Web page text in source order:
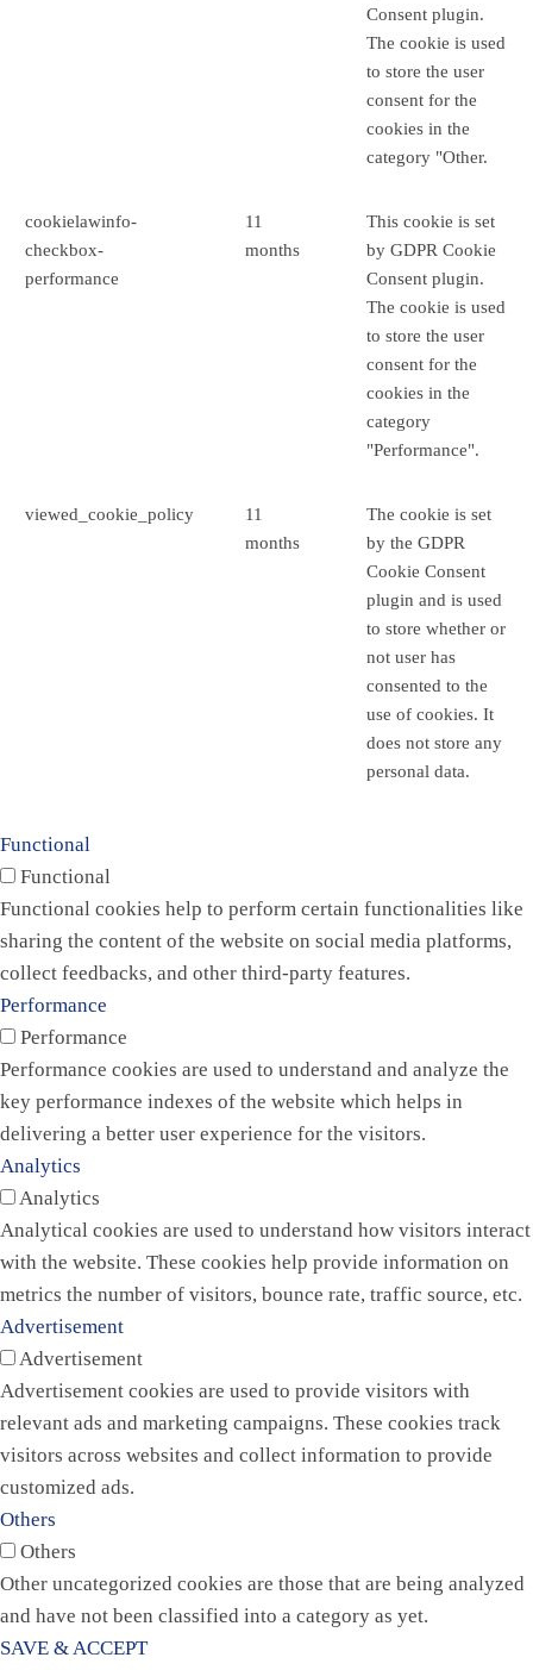
Consent plugin.
The cookie is used
to store the user
consent for the
cookies in the
category "Other.
cookielawinfo-
checkbox-
performance
11
months
This cookie is set
by GDPR Cookie
Consent plugin.
The cookie is used
to store the user
consent for the
cookies in the
category
"Performance".
viewed_cookie_policy
11
months
The cookie is set
by the GDPR
Cookie Consent
plugin and is used
to store whether or
not user has
consented to the
use of cookies. It
does not store any
personal data.
Functional
Functional
Functional cookies help to perform certain functionalities like
sharing the content of the website on social media platforms,
collect feedbacks, and other third-party features.
Performance
Performance
Performance cookies are used to understand and analyze the
key performance indexes of the website which helps in
delivering a better user experience for the visitors.
Analytics
Analytics
Analytical cookies are used to understand how visitors interact
with the website. These cookies help provide information on
metrics the number of visitors, bounce rate, traffic source, etc.
Advertisement
Advertisement
Advertisement cookies are used to provide visitors with
relevant ads and marketing campaigns. These cookies track
visitors across websites and collect information to provide
customized ads.
Others
Others
Other uncategorized cookies are those that are being analyzed
and have not been classified into a category as yet.
SAVE & ACCEPT